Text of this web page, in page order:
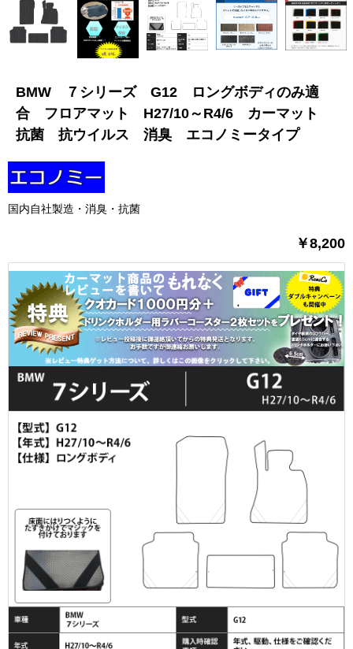
BMW ７シリーズ G12 ロングボディのみ適
合 フロアマット H27/10～R4/6 カーマット
抗菌 抗ウイルス 消臭 エコノミータイプ
国内自社製造・消臭・抗菌
￥8,200